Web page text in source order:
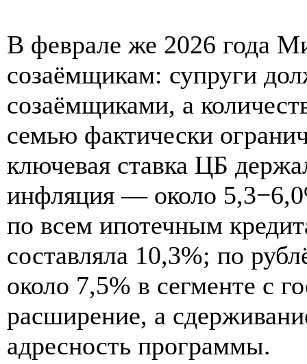
В феврале же 2026 года
созаёмщикам: супруги
созаёмщиками, а
семью фактически
ключевая ставка ЦБ
инфляция — около
по всем ипотечным
составляла 10,3%; по
около 7,5% в сегменте с
расширение, а
адресность программы.